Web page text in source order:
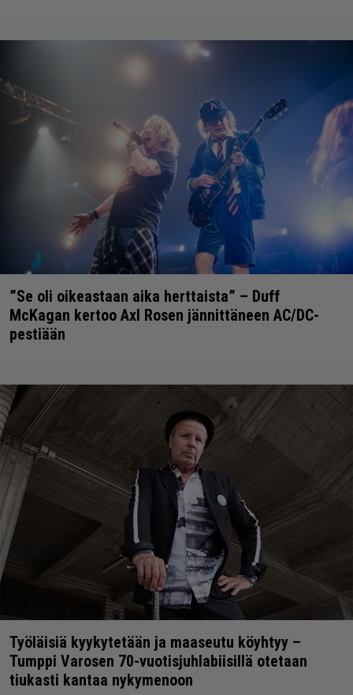
”Se oli oikeastaan aika herttaista” – Duff
McKagan kertoo Axl Rosen jännittäneen AC/DC-
pestiään
Työläisiä kyykytetään ja maaseutu köyhtyy –
Tumppi Varosen 70-vuotisjuhlabiisillä otetaan
tiukasti kantaa nykymenoon